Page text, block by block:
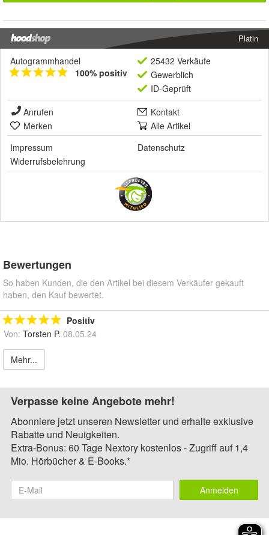
Platin
Autogrammhandel
100% positiv
25432 Verkäufe
Gewerblich
ID-Geprüft
Anrufen
Kontakt
Merken
Alle Artikel
Impressum
Datenschutz
Widerrufsbelehrung
Bewertungen
So haben Kunden, die den Artikel bei diesem Verkäufer gekauft
haben, den Kauf bewertet.
Positiv
Von: Torsten P. 08.05.24
Mehr...
Verpasse keine Angebote mehr!
Abonniere jetzt unseren Newsletter und erhalte exklusive
Rabatte und Neuigkeiten.
Extra-Bonus: 60 Tage Nextory kostenlos - Zugriff auf 1,4
Mio. Hörbücher & E-Books.*
Anmelden